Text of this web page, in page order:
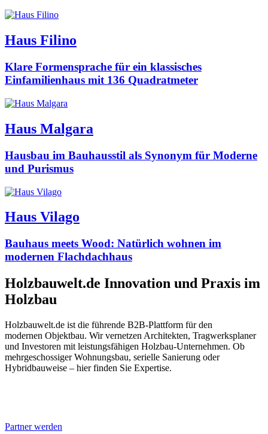
Haus Filino
Klare Formensprache für ein klassisches
Einfamilienhaus mit 136 Quadratmeter
Haus Malgara
Hausbau im Bauhausstil als Synonym für Moderne
und Purismus
Haus Vilago
Bauhaus meets Wood: Natürlich wohnen im
modernen Flachdachhaus
Holzbauwelt.de Innovation und Praxis im
Holzbau
Holzbauwelt.de ist die führende B2B-Plattform für den
modernen Objektbau. Wir vernetzen Architekten, Tragwerksplaner
und Investoren mit leistungsfähigen Holzbau-Unternehmen. Ob
mehrgeschossiger Wohnungsbau, serielle Sanierung oder
Hybridbauweise – hier finden Sie Expertise.
Partner werden